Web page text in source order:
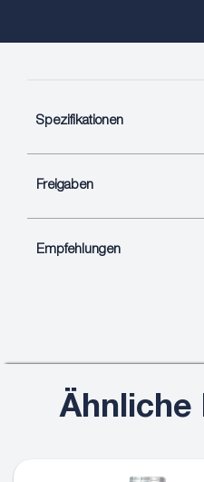
Spezifikationen
Freigaben
Empfehlungen
Ähnliche